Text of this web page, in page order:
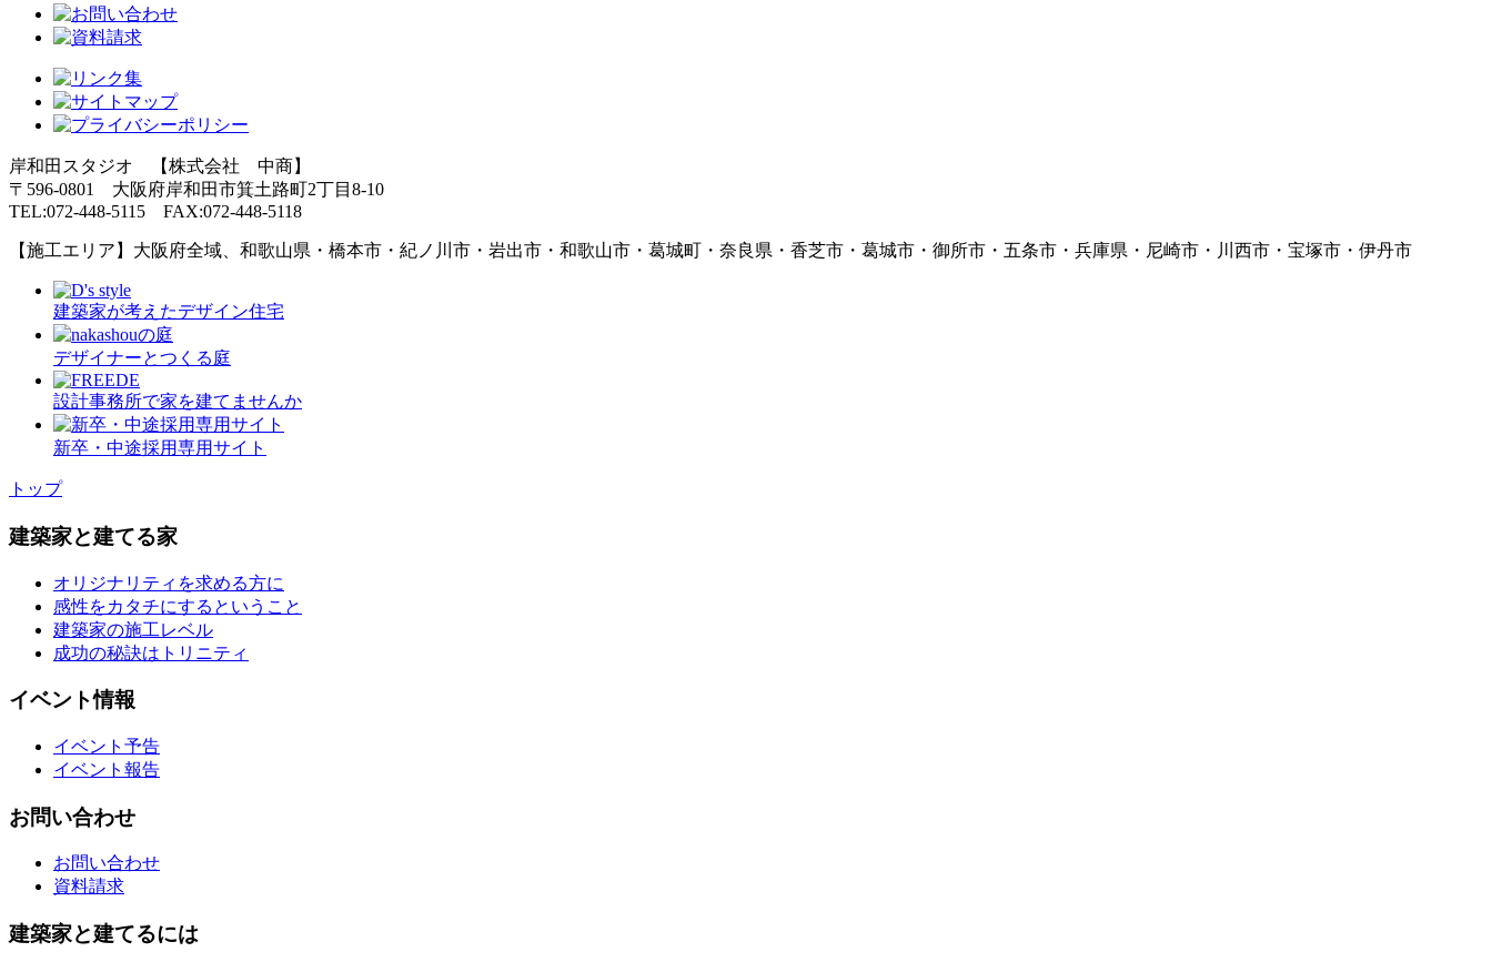
岸和田スタジオ 【株式会社 中商】
〒596-0801 大阪府岸和田市箕土路町2丁目8-10
TEL:072-448-5115 FAX:072-448-5118
【施工エリア】大阪府全域、和歌山県・橋本市・紀ノ川市・岩出市・和歌山市・葛城町・奈良県・香芝市・葛城市・御所市・五条市・兵庫県・尼崎市・川西市・宝塚市・伊丹市
建築家が考えたデザイン住宅
デザイナーとつくる庭
設計事務所で家を建てませんか
新卒・中途採用専用サイト
トップ
建築家と建てる家
オリジナリティを求める方に
感性をカタチにするということ
建築家の施工レベル
成功の秘訣はトリニティ
イベント情報
イベント予告
イベント報告
お問い合わせ
お問い合わせ
資料請求
建築家と建てるには